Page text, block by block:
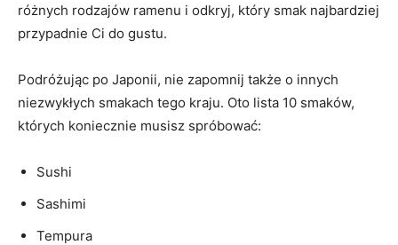
różnych rodzajów ramenu i odkryj, który smak najbardziej
przypadnie Ci do gustu.
Podróżując po Japonii, nie zapomnij także o innych
niezwykłych smakach tego kraju. Oto lista 10 smaków,
których koniecznie musisz spróbować:
Sushi
Sashimi
Tempura